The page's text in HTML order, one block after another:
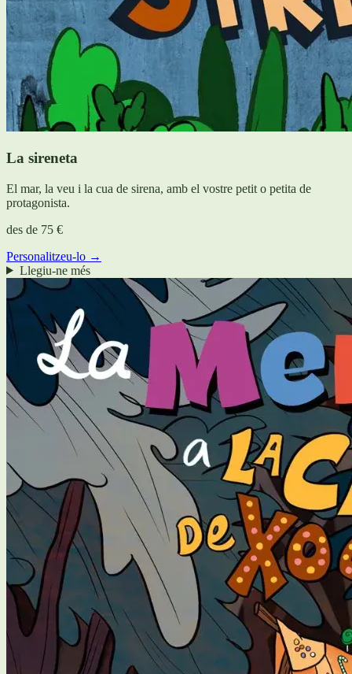
La sireneta
El mar, la veu i la cua de sirena, amb el vostre petit o petita de
protagonista.
des de 75 €
Personalitzeu-lo →
Llegiu-ne més